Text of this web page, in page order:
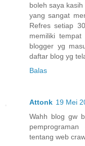
boleh saya kasih
yang sangat
Refres setiap
memiliki
blogger yg
daftar blog yg
Balas
Attonk 19 Mei
Wahh blog gw
tentang web